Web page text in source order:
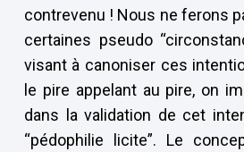
contrevenu ! Nous ne ferons
certaines pseudo
visant à canoniser ces
le pire appelant au pire, on
dans la validation de cet
“pédophilie licite”. Le